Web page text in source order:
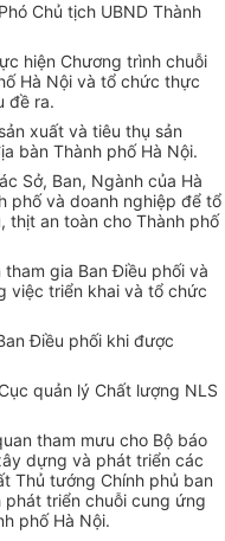
Chủ tịch UBND Thành
hiện Chương trình chuỗi
Hà Nội và tổ chức thực
đề ra.
xuất và tiêu thụ sản
bàn Thành phố Hà Nội.
Sở, Ban, Ngành của Hà
phố và doanh nghiệp để tổ
thịt an toàn cho Thành phố
gia Ban Điều phối và
việc triển khai và tổ chức
Điều phối khi được
quản lý Chất lượng NLS
tham mưu cho Bộ báo
dựng và phát triển các
Thủ tướng Chính phủ ban
phát triển chuỗi cung ứng
phố Hà Nội.